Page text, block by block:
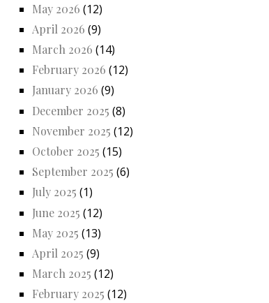
May 2026 (12)
April 2026 (9)
March 2026 (14)
February 2026 (12)
January 2026 (9)
December 2025 (8)
November 2025 (12)
October 2025 (15)
September 2025 (6)
July 2025 (1)
June 2025 (12)
May 2025 (13)
April 2025 (9)
March 2025 (12)
February 2025 (12)